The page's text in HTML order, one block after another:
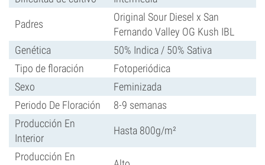
Padres
Original Sour Diesel x San
Fernando Valley OG Kush IBL
Genética
50% Indica / 50% Sativa
Tipo de floración
Fotoperiódica
Sexo
Feminizada
Periodo De Floración
8-9 semanas
Producción En
Interior
Hasta 800g/m²
Producción En